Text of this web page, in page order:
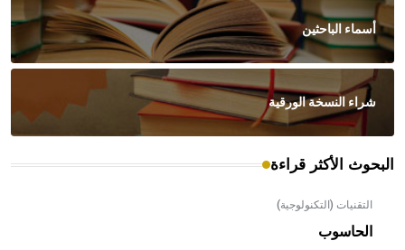
أسماء الباحثين
شراء النسخة الورقية
البحوث الأكثر قراءة
التقنيات (التكنولوجية)
الحاسوب